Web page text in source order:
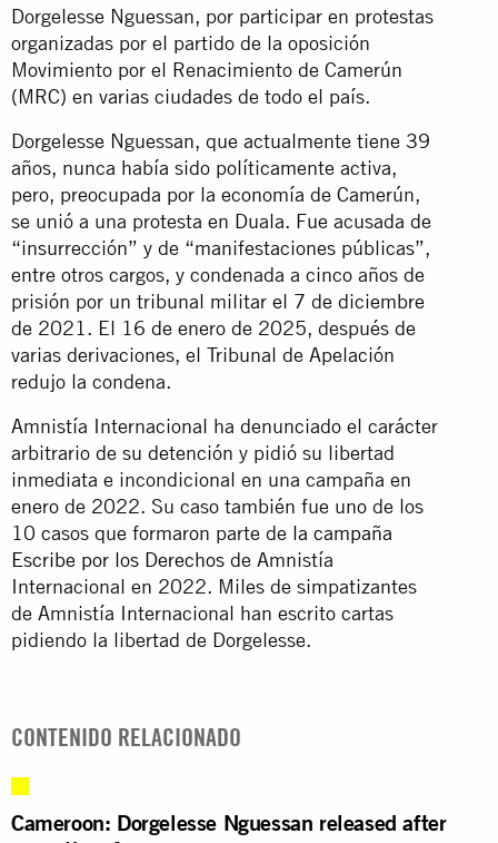
Dorgelesse Nguessan, por participar en protestas
organizadas por el partido de la oposición
Movimiento por el Renacimiento de Camerún
(MRC) en varias ciudades de todo el país.
Dorgelesse Nguessan, que actualmente tiene 39
años, nunca había sido políticamente activa,
pero, preocupada por la economía de Camerún,
se unió a una protesta en Duala. Fue acusada de
“insurrección” y de “manifestaciones públicas”,
entre otros cargos, y condenada a cinco años de
prisión por un tribunal militar el 7 de diciembre
de 2021. El 16 de enero de 2025, después de
varias derivaciones, el Tribunal de Apelación
redujo la condena.
Amnistía Internacional ha denunciado el carácter
arbitrario de su detención y pidió su libertad
inmediata e incondicional en una campaña en
enero de 2022. Su caso también fue uno de los
10 casos que formaron parte de la campaña
Escribe por los Derechos de Amnistía
Internacional en 2022. Miles de simpatizantes
de Amnistía Internacional han escrito cartas
pidiendo la libertad de Dorgelesse.
CONTENIDO RELACIONADO
Cameroon: Dorgelesse Nguessan released after